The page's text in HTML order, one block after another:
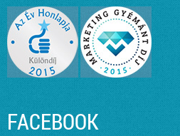
FACEBOOK